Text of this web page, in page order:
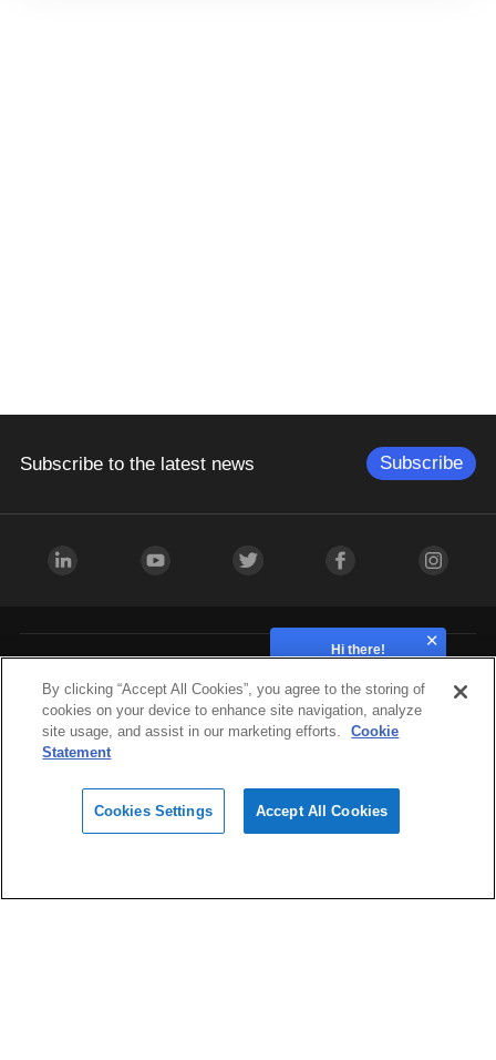
Subscribe to the latest news Subscribe
Hardware
Materials
Hi there!
By clicking “Accept All Cookies”, you agree to the storing of
cookies on your device to enhance site navigation, analyze
site usage, and assist in our marketing efforts.
Cookie
Statement
Cookies Settings Accept All Cookies